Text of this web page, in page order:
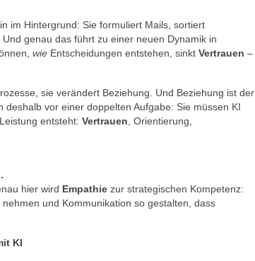
im Hintergrund: Sie formuliert Mails, sortiert
genau das führt zu einer neuen Dynamik in
wie Entscheidungen entstehen, sinkt Vertrauen –
sie verändert Beziehung. Und Beziehung ist der
vor einer doppelten Aufgabe: Sie müssen KI
entsteht: Vertrauen , Orientierung,
hier wird Empathie zur strategischen Kompetenz:
und Kommunikation so gestalten, dass
KI